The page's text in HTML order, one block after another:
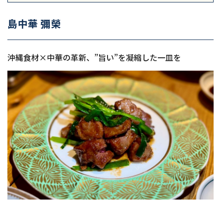
島中華 彌榮
沖縄食材×中華の革新、”旨い”を凝縮した一皿を